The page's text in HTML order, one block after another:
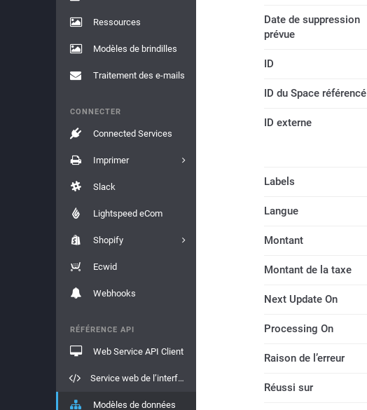
Ressources
Modèles de brindilles
Traitement des e-mails
CONNECTER
Connected Services
Imprimer
Slack
Lightspeed eCom
Shopify
Ecwid
Webhooks
RÉFÉRENCE API
Web Service API Client
Service web de l’interface API
Modèles de données
Date de suppression
prévue
ID
ID du Space référencé
ID externe
Labels
Langue
Montant
Montant de la taxe
Next Update On
Processing On
Raison de l’erreur
Réussi sur